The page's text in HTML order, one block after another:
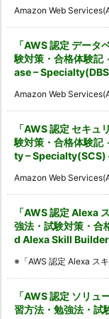
Amazon Web
「AWS 認定 データ
験対策・合格体験
ase –
Amazon Web
「AWS 認定 セキュ
験対策・合格体験
ty – Specialty(SCS)
Amazon Web
「AWS 認定 Alexa
強法・試験対策・
d Alexa Skill
※「AWS 認定 Alexa ス
「AWS 認定 ソリュ
習方法・勉強法・